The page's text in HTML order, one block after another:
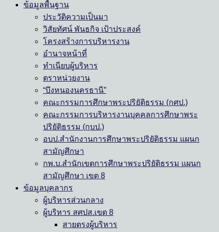
ข้อมูลพื้นฐาน
ประวัติความเป็นมา
วิสัยทัศน์ พันธกิจ เป้าประสงค์
โครงสร้างการบริหารงาน
อำนาจหน้าที่
ทำเนียบผู้บริหาร
ตราหน่วยงาน
“บึงหนองนครธานี”
คณะกรรมการศึกษาพระปริยัติธรรม (กศป.)
คณะกรรมการบริหารงานบุคคลการศึกษาพระ
ปริยัติธรรม (กบป.)
อบป.สำนักงานการศึกษาพระปริยัติธรรม แผนก
สามัญศึกษา
กพ.บ.สำนักเขตการศึกษาพระปริยัติธรรม แผนก
สามัญศึกษา เขต 8
ข้อมูลบุคลากร
ผู้บริหารส่วนกลาง
ผู้บริหาร สศปส.เขต 8
สายตรงผู้บริหาร